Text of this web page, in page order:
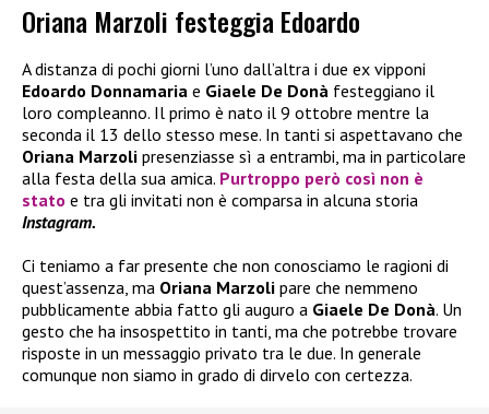
Oriana Marzoli festeggia Edoardo
A distanza di pochi giorni l’uno dall’altra i due ex vipponi
Edoardo Donnamaria e Giaele De Donà festeggiano il
loro compleanno. Il primo è nato il 9 ottobre mentre la
seconda il 13 dello stesso mese. In tanti si aspettavano che
Oriana Marzoli presenziasse sì a entrambi, ma in particolare
alla festa della sua amica. Purtroppo però così non è
stato e tra gli invitati non è comparsa in alcuna storia
Instagram.
Ci teniamo a far presente che non conosciamo le ragioni di
quest’assenza, ma Oriana Marzoli pare che nemmeno
pubblicamente abbia fatto gli auguro a Giaele De Donà. Un
gesto che ha insospettito in tanti, ma che potrebbe trovare
risposte in un messaggio privato tra le due. In generale
comunque non siamo in grado di dirvelo con certezza.